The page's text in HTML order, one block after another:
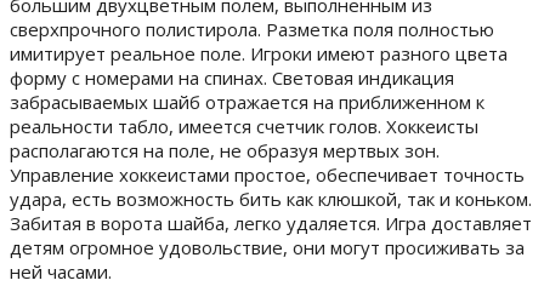
большим двухцветным полем, выполненным из
сверхпрочного полистирола. Разметка поля полностью
имитирует реальное поле. Игроки имеют разного цвета
форму с номерами на спинах. Световая индикация
забрасываемых шайб отражается на приближенном к
реальности табло, имеется счетчик голов. Хоккеисты
располагаются на поле, не образуя мертвых зон.
Управление хоккеистами простое, обеспечивает точность
удара, есть возможность бить как клюшкой, так и коньком.
Забитая в ворота шайба, легко удаляется. Игра доставляет
детям огромное удовольствие, они могут просиживать за
ней часами.